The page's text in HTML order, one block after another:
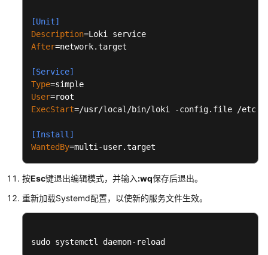
MySQL
InnoDB
Cluster
可
用
实
践
Viewer
连
服
[Unit]
Description
After=network.target
[Service]
Type
User
ExecStart=/usr/local/bin/loki -config.file /etc/
[Install]
WantedBy=multi-user.target
按Esc键退出编辑模式，并输入:wq保存后退出。
重新加载Systemd配置，以使新的服务文件生效。
sudo systemctl daemon-reload